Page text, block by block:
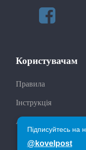
Користувачам
Правила
Інструкція
Автори
Підписуйтесь на
@kovelpost